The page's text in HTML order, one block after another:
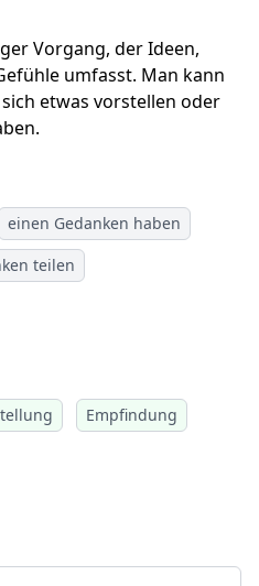
Vorgang, der Ideen,
umfasst. Man kann
etwas vorstellen oder
einen Gedanken haben
teilen
Empfindung